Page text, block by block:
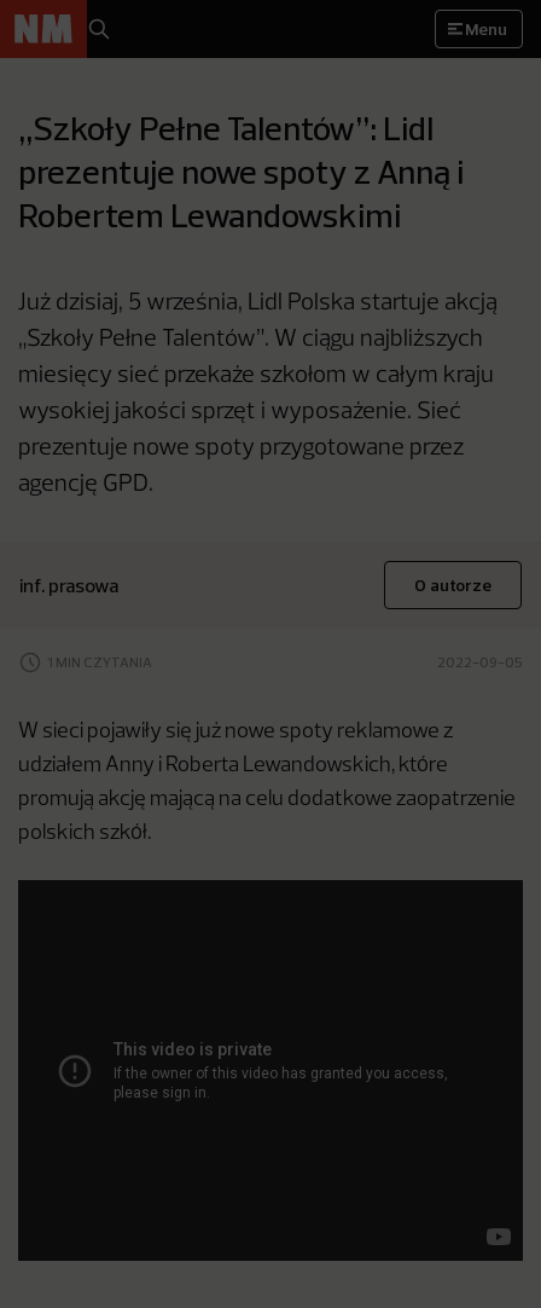
Menu
„Szkoły Pełne Talentów”: Lidl
prezentuje nowe spoty z Anną i
Robertem Lewandowskimi
Już dzisiaj, 5 września, Lidl Polska startuje akcją
„Szkoły Pełne Talentów”. W ciągu najbliższych
miesięcy sieć przekaże szkołom w całym kraju
wysokiej jakości sprzęt i wyposażenie. Sieć
prezentuje nowe spoty przygotowane przez
agencję GPD.
inf. prasowa O autorze
1 MIN CZYTANIA 2022-09-05
W sieci pojawiły się już nowe spoty reklamowe z
udziałem Anny i Roberta Lewandowskich, które
promują akcję mającą na celu dodatkowe zaopatrzenie
polskich szkół.